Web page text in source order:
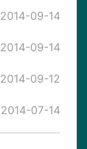
2014-09-14
2014-09-14
2014-09-12
2014-07-14